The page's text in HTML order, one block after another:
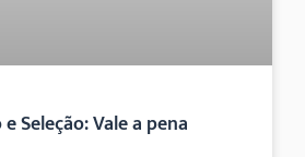
Seleção: Vale a pena